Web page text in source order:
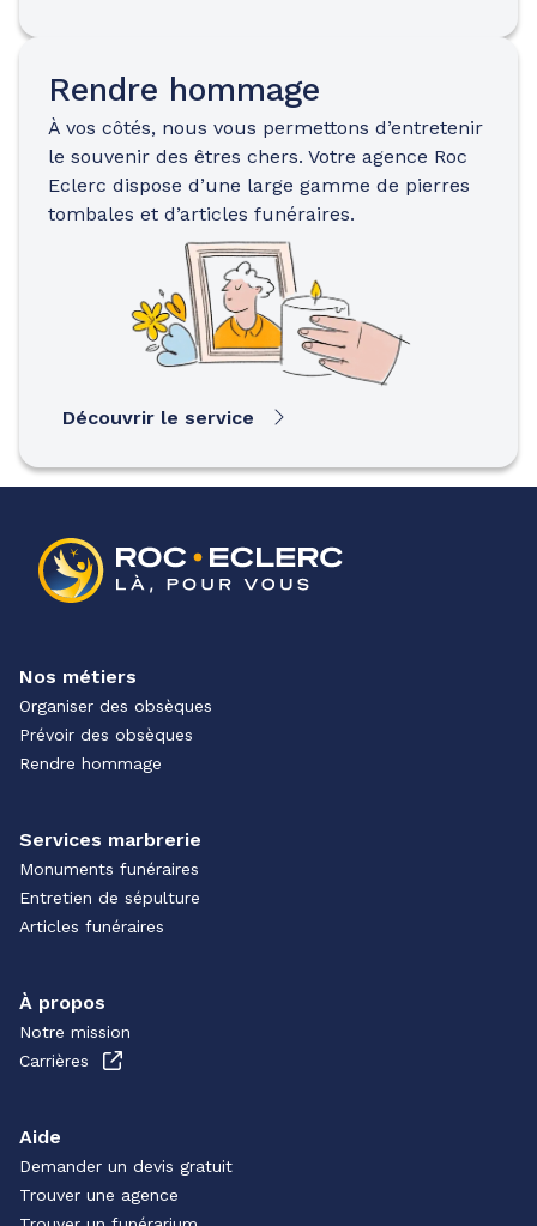
Rendre hommage
À vos côtés, nous vous permettons d’entretenir
le souvenir des êtres chers. Votre agence Roc
Eclerc dispose d’une large gamme de pierres
tombales et d’articles funéraires.
Découvrir le service
Nos métiers
Organiser des obsèques
Prévoir des obsèques
Rendre hommage
Services marbrerie
Monuments funéraires
Entretien de sépulture
Articles funéraires
À propos
Notre mission
Carrières
Aide
Demander un devis gratuit
Trouver une agence